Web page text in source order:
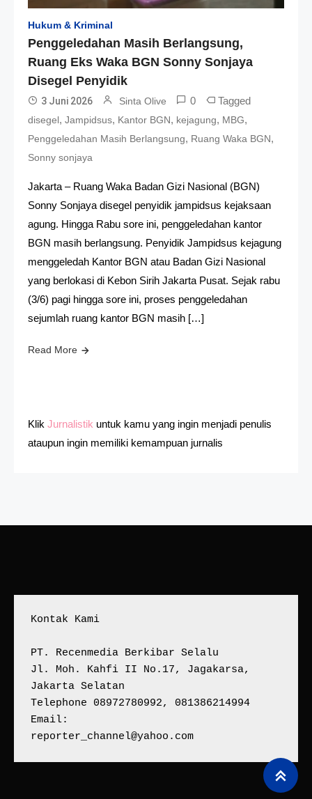
Hukum & Kriminal
Penggeledahan Masih Berlangsung,
Ruang Eks Waka BGN Sonny Sonjaya
Disegel Penyidik
3 Juni 2026 Sinta Olive 0 Tagged
disegel, Jampidsus, Kantor BGN, kejagung, MBG,
Penggeledahan Masih Berlangsung, Ruang Waka BGN,
Sonny sonjaya
Jakarta – Ruang Waka Badan Gizi Nasional (BGN)
Sonny Sonjaya disegel penyidik jampidsus kejaksaan
agung. Hingga Rabu sore ini, penggeledahan kantor
BGN masih berlangsung. Penyidik Jampidsus kejagung
menggeledah Kantor BGN atau Badan Gizi Nasional
yang berlokasi di Kebon Sirih Jakarta Pusat. Sejak rabu
(3/6) pagi hingga sore ini, proses penggeledahan
sejumlah ruang kantor BGN masih […]
Read More
Klik Jurnalistik untuk kamu yang ingin menjadi penulis
ataupun ingin memiliki kemampuan jurnalis
Kontak Kami
PT. Recenmedia Berkibar Selalu
Jl. Moh. Kahfi II No.17, Jagakarsa,
Jakarta Selatan
Telephone 08972780992, 081386214994
Email:
reporter_channel@yahoo.com